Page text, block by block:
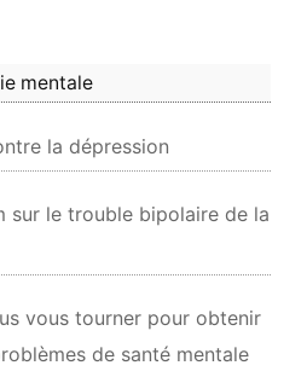
mentale
la dépression
sur le trouble bipolaire de la
vous tourner pour obtenir
de santé mentale